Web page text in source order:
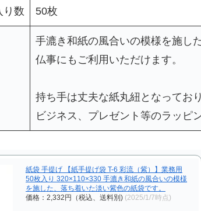
り数 50枚
手漉き和紙の風合いの模様を施し
仏事にもご利用いただけます。
持ち手は丈夫な紙丸紐となっており
ビジネス、プレゼント等のラッピ
紙袋 手提げ 【紙手提げ袋 T-6 彩流（紫）】業務用
50枚入り 320×110×330 手漉き和紙の風合いの模様
を施した、落ち着いた淡い紫色の紙袋です。
価格：2,332円（税込、送料別) (2025/1/7時点)